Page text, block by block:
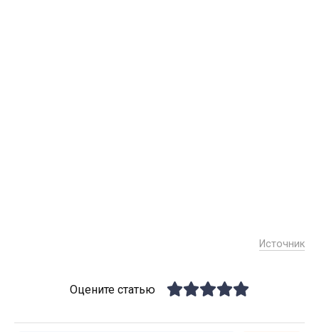
Источник
Оцените статью